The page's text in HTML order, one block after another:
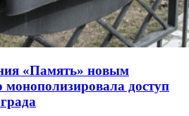
«Память» новым
монополизировала доступ